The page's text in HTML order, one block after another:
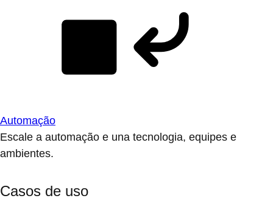
Automação
Escale a automação e una tecnologia, equipes e
ambientes.
Casos de uso